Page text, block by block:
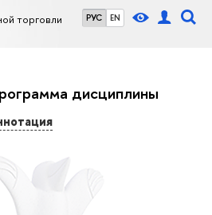
РУС EN
торговли
дисциплины